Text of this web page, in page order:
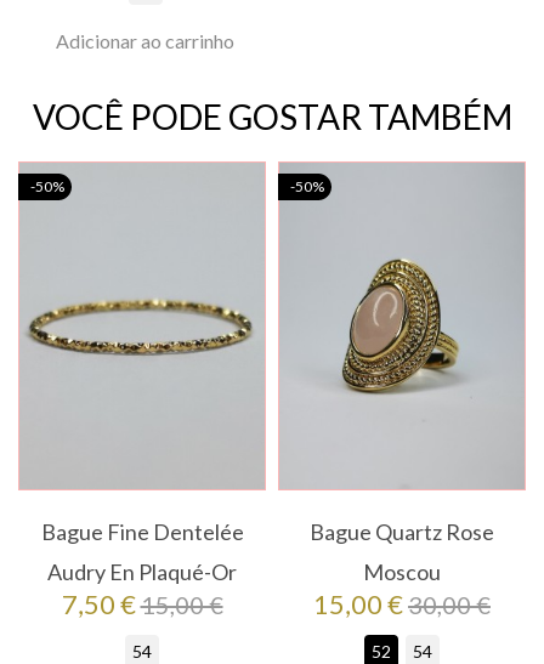
Adicionar ao carrinho
VOCÊ PODE GOSTAR TAMBÉM
Bague Fine Dentelée
Audry En Plaqué-Or
Preço
7,50 €Preço
regular
15,00 €
54
-50%
Bague Quartz Rose
Moscou
Preço
15,00 €Preço
regular
30,00 €
52 54
-50%